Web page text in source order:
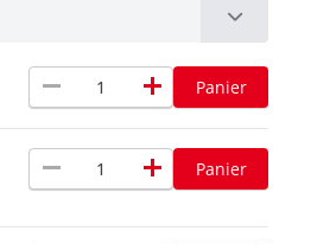
remove add Panier
remove add Panier